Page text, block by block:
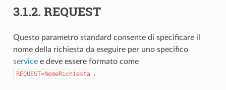
3.1.2. REQUEST
Questo parametro standard consente di specificare il
nome della richiesta da eseguire per uno specifico
servicee deve essere formato come
REQUEST=NomeRichiesta .